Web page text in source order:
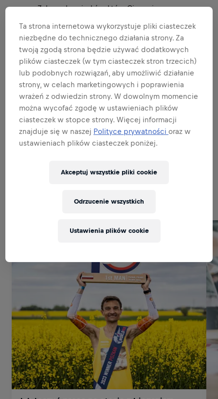
Zakres obowiązków, które Ci powierzymy:
rozwiń listę
BĄDŹ AMBASADOREM MARKI I
PRODUKTU
BĄDŹ EKSPERTEM DS. SPRZEDAŻY
PERFEKCJA W WYKONYWANIU ZADAŃ
Related to this position
Ta strona internetowa wykorzystuje pliki ciasteczek
niezbędne do technicznego działania strony. Za
twoją zgodą strona będzie używać dodatkowych
plików ciasteczek (w tym ciasteczek stron trzecich)
lub podobnych rozwiązań, aby umożliwić działanie
strony, w celach marketingowych i poprawienia
wrażeń z odwiedzin strony. W dowolnym momencie
można wycofać zgodę w ustawieniach plików
ciasteczek w stopce strony. Więcej informacji
znajduje się w naszej Polityce prywatności oraz w
ustawieniach plików ciasteczek poniżej.
Odrzucenie wszystkich
Akceptuj wszystkie pliki cookie
Ustawienia plików cookie